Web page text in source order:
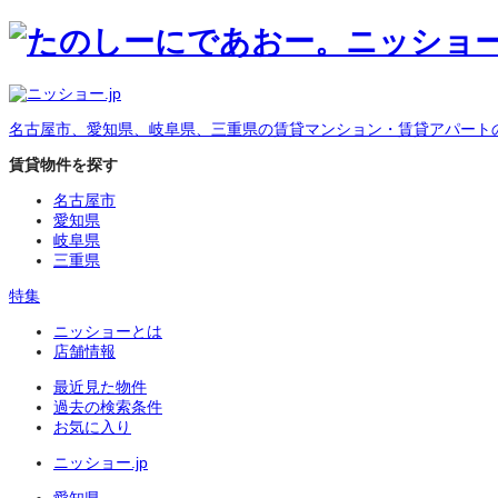
名古屋市、愛知県、岐阜県、三重県の賃貸マンション・賃貸アパート
賃貸物件を探す
名古屋市
愛知県
岐阜県
三重県
特集
ニッショーとは
店舗情報
最近見た物件
過去の検索条件
お気に入り
ニッショー.jp